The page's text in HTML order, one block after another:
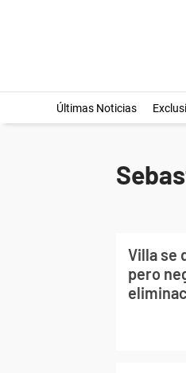
Últimas Noticias
Villa se
pero